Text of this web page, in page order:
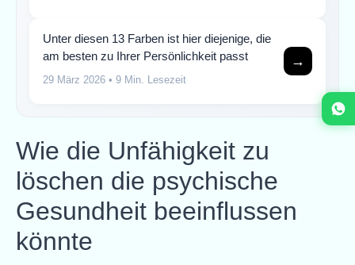
Unter diesen 13 Farben ist hier diejenige, die
am besten zu Ihrer Persönlichkeit passt
29 März 2026 • 9 Min. Lesezeit
→
Wie die Unfähigkeit zu
löschen die psychische
Gesundheit beeinflussen
könnte